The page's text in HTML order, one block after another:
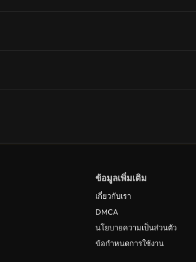
ข้อมูลเพิ่มเติม
เกี่ยวกับเรา
DMCA
นโยบายความเป็นส่วนตัว
ข้อกำหนดการใช้งาน